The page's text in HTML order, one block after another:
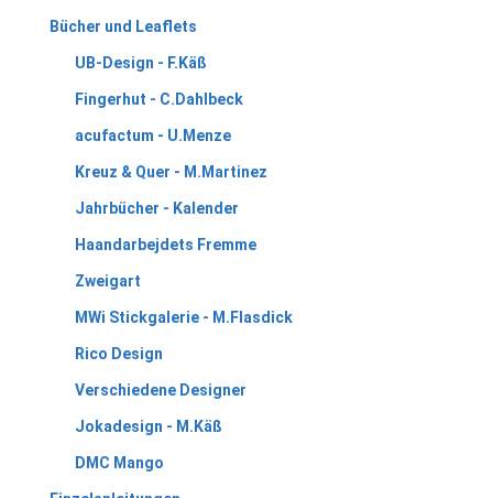
Bücher und Leaflets
UB-Design - F.Käß
Fingerhut - C.Dahlbeck
acufactum - U.Menze
Kreuz & Quer - M.Martinez
Jahrbücher - Kalender
Haandarbejdets Fremme
Zweigart
MWi Stickgalerie - M.Flasdick
Rico Design
Verschiedene Designer
Jokadesign - M.Käß
DMC Mango